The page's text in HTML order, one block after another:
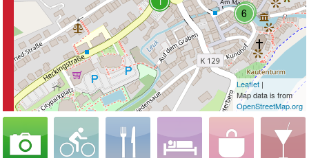
Leaflet|
Map data is from
OpenStreetMap.org